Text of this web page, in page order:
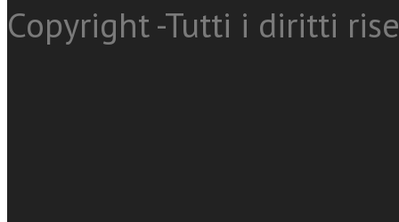
Copyright -Tutti i diritti